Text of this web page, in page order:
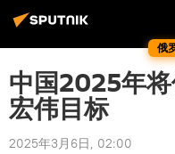
俄
中国2025年
宏伟目标
2025年3月6日, 02:00